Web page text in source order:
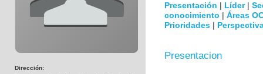
Dirección:
Presentación | Líder|
conocimiento | Áreas
Prioridades |
Presentacion